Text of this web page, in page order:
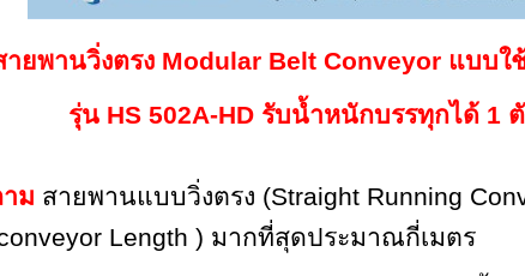
ายพานวิ่งตรง Modular Belt Conveyor แบบใ
รุ่น HS 502A-HD รับน้ำหนักบรรทุกได้ 1
ม สายพานแบบวิ่งตรง (Straight Running
Length ) มากที่สุดประมาณกี่เมตร